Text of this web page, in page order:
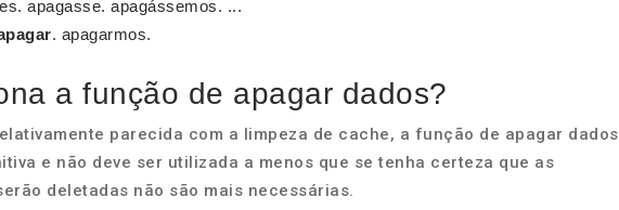
apagasse. apagássemos. ...
. apagarmos.
a função de apagar dados?
parecida com a limpeza de cache, a função de apagar dados
e não deve ser utilizada a menos que se tenha certeza que as
deletadas não são mais necessárias.